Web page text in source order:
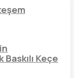
Baskılı Keçe